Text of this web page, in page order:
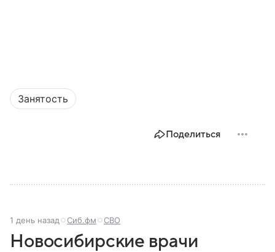
Занятость
Поделиться
1 день назад Сиб.фм СВО
Новосибирские врачи